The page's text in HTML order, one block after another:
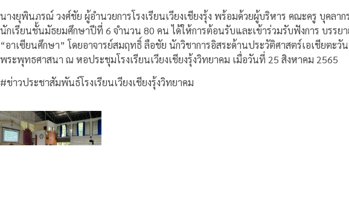
นางยุพินภรณ์ วงศ์ชัย ผู้อำนวยการโรงเรียนเวียงเชียงรุ้ง พร้อมด้วยผู้บริหาร คณะครู บุคลา
นักเรียนชั้นมัธยมศึกษาปีที่ 6 จำนวน 80 คน ได้ให้การต้อนรับและเข้าร่วมรับฟังการ บรรย
“อาเซียนศึกษา” โดยอาจารย์สมฤทธิ์ ลือชัย นักวิชาการอิสระด้านประวัติศาสตร์เอเชียตะวั
พระพุทธศาสนา ณ หอประชุมโรงเรียนเวียงเชียงรุ้งวิทยาคม เมื่อวันที่ 25 สิงหาคม 2565
#ข่าวประชาสัมพันธ์โรงเรียนเวียงเชียงรุ้งวิทยาคม